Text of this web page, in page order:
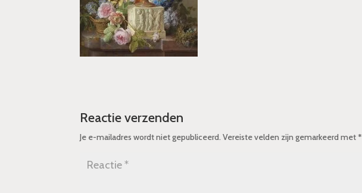
Reactie verzenden
Je e-mailadres wordt niet gepubliceerd. Vereiste velden zijn gemarkeerd met*